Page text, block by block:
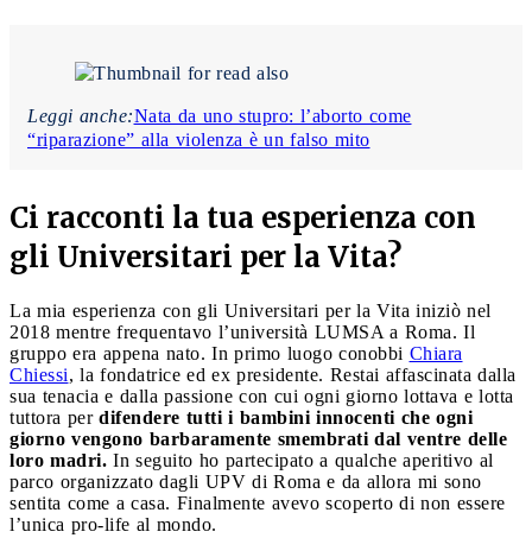
Leggi anche:Nata da uno stupro: l’aborto come
“riparazione” alla violenza è un falso mito
Ci racconti la tua esperienza con
gli Universitari per la Vita?
La mia esperienza con gli Universitari per la Vita iniziò nel
2018 mentre frequentavo l’università LUMSA a Roma. Il
gruppo era appena nato. In primo luogo conobbi Chiara
Chiessi, la fondatrice ed ex presidente. Restai affascinata dalla
sua tenacia e dalla passione con cui ogni giorno lottava e lotta
tuttora per difendere tutti i bambini innocenti che ogni
giorno vengono barbaramente smembrati dal ventre delle
loro madri. In seguito ho partecipato a qualche aperitivo al
parco organizzato dagli UPV di Roma e da allora mi sono
sentita come a casa. Finalmente avevo scoperto di non essere
l’unica pro-life al mondo.